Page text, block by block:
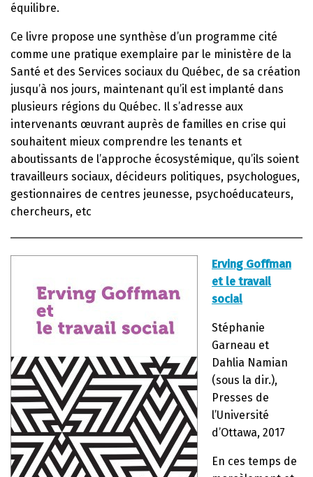
équilibre.
Ce livre propose une synthèse d’un programme cité
comme une pratique exemplaire par le ministère de la
Santé et des Services sociaux du Québec, de sa création
jusqu’à nos jours, maintenant qu’il est implanté dans
plusieurs régions du Québec. Il s’adresse aux
intervenants œuvrant auprès de familles en crise qui
souhaitent mieux comprendre les tenants et
aboutissants de l’approche écosystémique, qu’ils soient
travailleurs sociaux, décideurs politiques, psychologues,
gestionnaires de centres jeunesse, psychoéducateurs,
chercheurs, etc
Erving Goffman
et le travail
social
Stéphanie
Garneau et
Dahlia Namian
(sous la dir.),
Presses de
l’Université
d’Ottawa, 2017
En ces temps de